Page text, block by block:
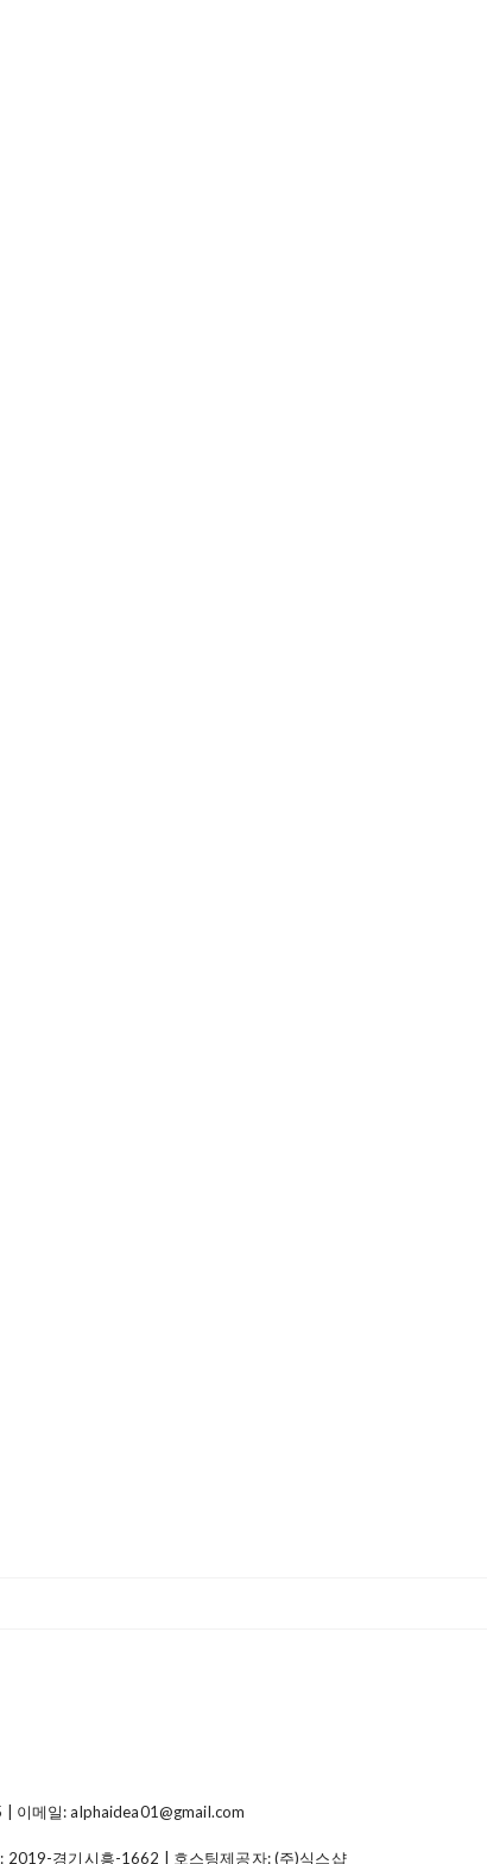
이메일: alphaidea01@gmail.com
2019-경기시흥-1662 | 호스팅제공자: (주)식스샵